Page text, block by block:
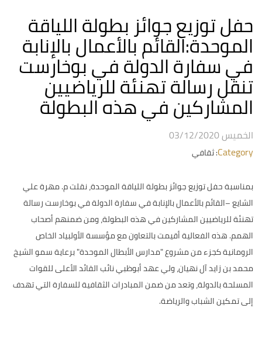
حفل توزيع جوائز بطولة اللياقة
الموحدة:القائم بالأعمال بالإنابة
في سفارة الدولة في بوخارست
تنقل رسالة تهنئة للرياضيين
المشاركين في هذه البطولة
الخميس 03/12/2020
Category: ثقافي
بمناسبة حفل توزيع جوائز بطولة اللياقة الموحدة، نقلت م. مهرة علي
الشايع –القائم بالأعمال بالإنابة في سفارة الدولة في بوخارست رسالة
تهنئة للرياضيين المشاركين في هذه البطولة، ومن ضمنهم أصحاب
الهمم. هذه الفعالية أقيمت بالتعاون مع مؤسسة الأولبياد الخاص
الرومانية كجزء من مشروع "مدارس الأبطال الموحدة" برعاية سمو الشيخ
محمد بن زايد آل نهيان، ولي عهد أبوظبي نائب القائد الأعلى للقوات
المسلحة بالدولة، وتعد من ضمن المبادرات الثقافية للسفارة التي تهدف
إلى تمكين الشباب والرياضة.